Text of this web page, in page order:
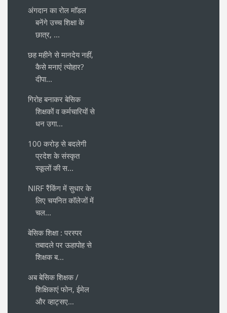
अंगदान का रोल माॅडल
बनेंगे उच्च शिक्षा के
छात्र, ...
छह महीने से मानदेय नहीं,
कैसे मनाएं त्योहार?
दीपा...
गिरोह बनाकर बेसिक
शिक्षकों व कर्मचारियों से
धन उगा...
100 करोड़ से बदलेगी
प्रदेश के संस्कृत
स्कूलों की स...
NIRF रैंकिंग में सुधार के
लिए चयनित कॉलेजों में
चल...
बेसिक शिक्षा : परस्पर
तबादले पर ऊहापोह से
शिक्षक ब...
अब बेसिक शिक्षक /
शिक्षिकाएं फोन, ईमेल
और व्हाट्सए...